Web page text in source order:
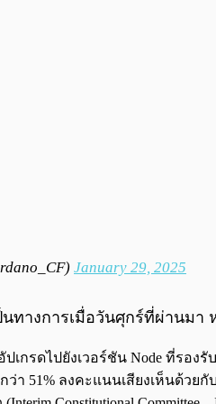
January 29, 2025
นทางการเมื่อวันศุกร์ที่ผ่านม
ปเกรดไปยังเวอร์ชัน Node ที่รอง
ว่า 51% ลงคะแนนเสียงเห็นด้วยกั